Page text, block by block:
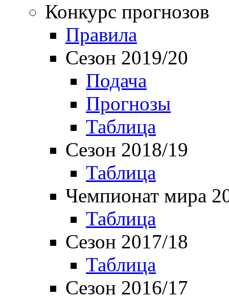
Конкурс прогнозов
Правила
Сезон 2019/20
Подача
Прогнозы
Таблица
Сезон 2018/19
Таблица
Чемпионат мира
Таблица
Сезон 2017/18
Таблица
Сезон 2016/17